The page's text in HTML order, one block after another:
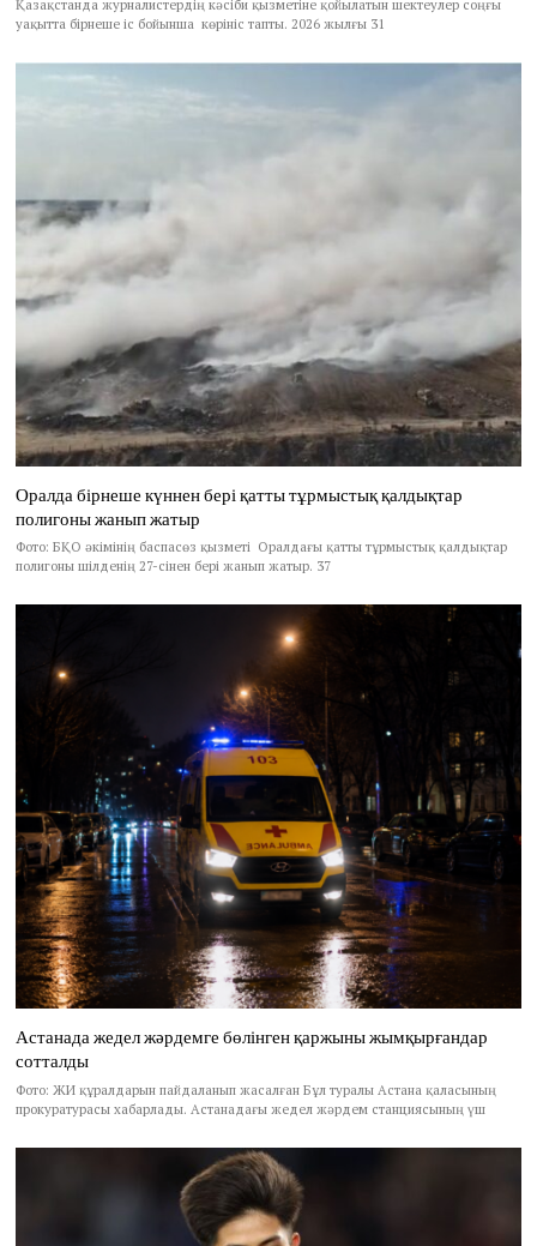
Қазақстанда журналистердің кәсіби қызметіне қойылатын шектеулер соңғы
уақытта бірнеше іс бойынша көрініс тапты. 2026 жылғы 31
Оралда бірнеше күннен бері қатты тұрмыстық қалдықтар
полигоны жанып жатыр
Фото: БҚО әкімінің баспасөз қызметі Оралдағы қатты тұрмыстық қалдықтар
полигоны шілденің 27-сінен бері жанып жатыр. 37
Астанада жедел жәрдемге бөлінген қаржыны жымқырғандар
сотталды
Фото: ЖИ құралдарын пайдаланып жасалған Бұл туралы Астана қаласының
прокуратурасы хабарлады. Астанадағы жедел жәрдем станциясының үш